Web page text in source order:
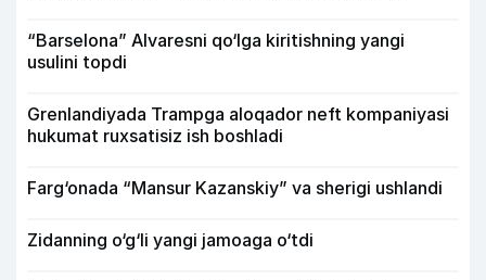
“Barselona” Alvaresni qo‘lga kiritishning yangi
usulini topdi
Grenlandiyada Trampga aloqador neft kompaniyasi
hukumat ruxsatisiz ish boshladi
Farg‘onada “Mansur Kazanskiy” va sherigi ushlandi
Zidanning o‘g‘li yangi jamoaga o‘tdi